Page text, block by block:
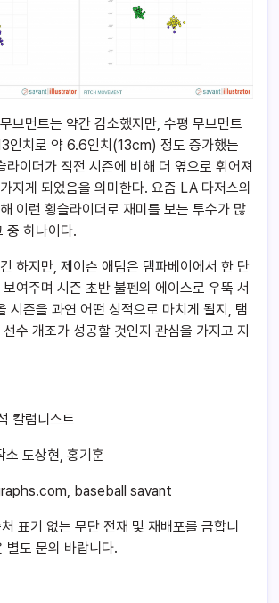
브먼트는 약간 감소했지만, 수평 무브먼트
인치로 약 6.6인치(13cm) 정도 증가했는
라이더가 직전 시즌에 비해 더 옆으로 휘어져
지게 되었음을 의미한다. 요즘 LA 다저스의
이런 횡슬라이더로 재미를 보는 투수가 많
중 하나이다.
하지만, 제이슨 애덤은 탬파베이에서 한 단
여주며 시즌 초반 불펜의 에이스로 우뚝 서
시즌을 과연 어떤 성적으로 마치게 될지, 탬
수 개조가 성공할 것인지 관심을 가지고 지
칼럼니스트
도상현, 홍기훈
baseball savant
표기 없는 무단 전재 및 재배포를 금합니
별도 문의 바랍니다.